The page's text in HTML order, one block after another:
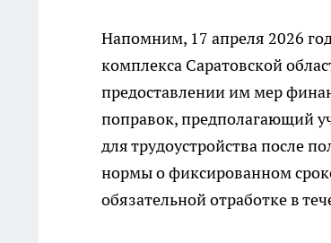
Напомним, 17 апреля 2026
комплекса Саратовской
предоставлении им мер
поправок, предполагающий
для трудоустройства после
нормы о фиксированном
обязательной отработке в